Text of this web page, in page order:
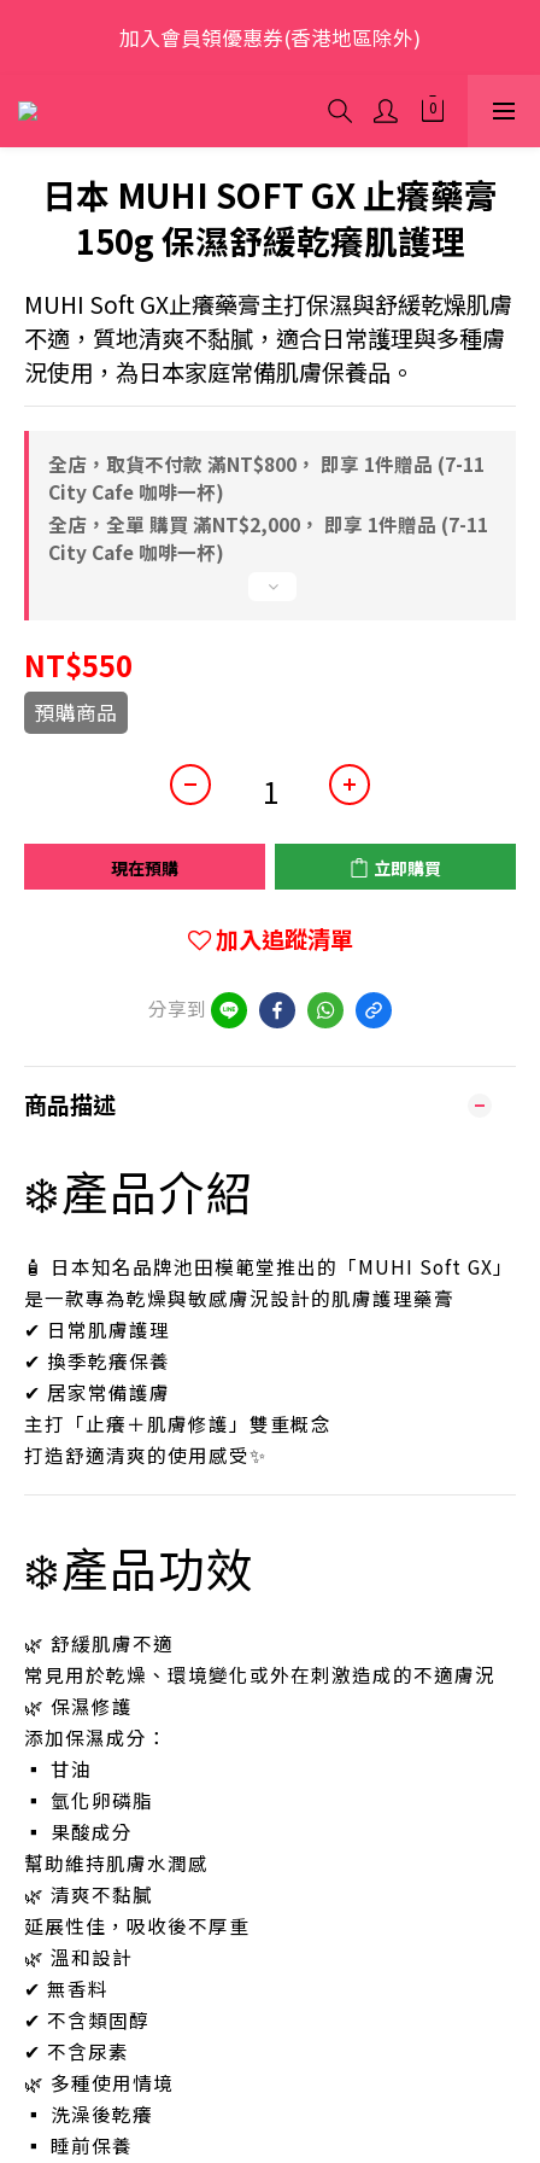
歡迎光臨 S.A.W
加入會員領優惠券(香港地區除外)
本網站為跨境購物平台，顧客消費行為屬「個人進口貨
品範圍」，商品僅限顧客個人使用
歡迎光臨 S.A.W
日本 MUHI SOFT GX 止癢藥膏
150g 保濕舒緩乾癢肌護理
MUHI Soft GX止癢藥膏主打保濕與舒緩乾燥肌膚
不適，質地清爽不黏膩，適合日常護理與多種膚
況使用，為日本家庭常備肌膚保養品。
全店，取貨不付款 滿NT$800， 即享 1件贈品 (7-11
City Cafe 咖啡一杯)
全店，全單 購買 滿NT$2,000， 即享 1件贈品 (7-11
City Cafe 咖啡一杯)
NT$550
預購商品
現在預購 立即購買
加入追蹤清單
分享到
商品描述
❄️產品介紹
🧴 日本知名品牌池田模範堂推出的「MUHI Soft GX」
是一款專為乾燥與敏感膚況設計的肌膚護理藥膏
✔ 日常肌膚護理
✔ 換季乾癢保養
✔ 居家常備護膚
主打「止癢＋肌膚修護」雙重概念
打造舒適清爽的使用感受✨
❄️產品功效
🌿 舒緩肌膚不適
常見用於乾燥、環境變化或外在刺激造成的不適膚況
🌿 保濕修護
添加保濕成分：
▪ 甘油
▪ 氫化卵磷脂
▪ 果酸成分
幫助維持肌膚水潤感
🌿 清爽不黏膩
延展性佳，吸收後不厚重
🌿 溫和設計
✔ 無香料
✔ 不含類固醇
✔ 不含尿素
🌿 多種使用情境
▪ 洗澡後乾癢
▪ 睡前保養